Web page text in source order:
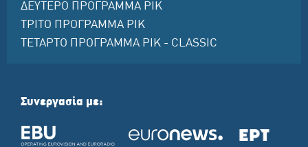
ΔΕΥΤΕΡΟ ΠΡΟΓΡΑΜΜΑ ΡΙΚ
ΤΡΙΤΟ ΠΡΟΓΡΑΜΜΑ ΡΙΚ
ΤΕΤΑΡΤΟ ΠΡΟΓΡΑΜΜΑ ΡΙΚ - CLASSIC
Συνεργασία με: